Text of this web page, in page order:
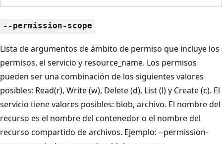
--permission-scope
Lista de argumentos de ámbito de permiso que incluye los
permisos, el servicio y resource_name. Los permisos
pueden ser una combinación de los siguientes valores
posibles: Read(r), Write (w), Delete (d), List (l) y Create (c). El
servicio tiene valores posibles: blob, archivo. El nombre del
recurso es el nombre del contenedor o el nombre del
recurso compartido de archivos. Ejemplo: --permission-